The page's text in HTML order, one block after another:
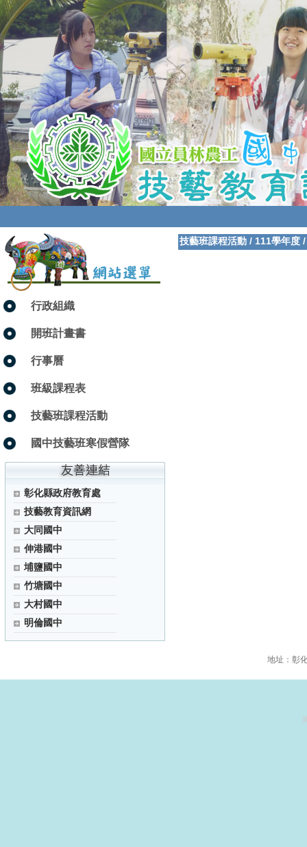
行政組織
開班計畫書
行事曆
班級課程表
技藝班課程活動
國中技藝班寒假營隊
彰化縣政府教育處
技藝教育資訊網
大同國中
伸港國中
埔鹽國中
竹塘國中
大村國中
明倫國中
技藝班課程活動 / 111學年度
地址：彰